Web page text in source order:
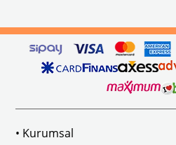
sürüş esnasında doğrudan gelen
Ghia Modelleri İle Uyumludur
VWC Parça No: 4-4126
• Kurumsal